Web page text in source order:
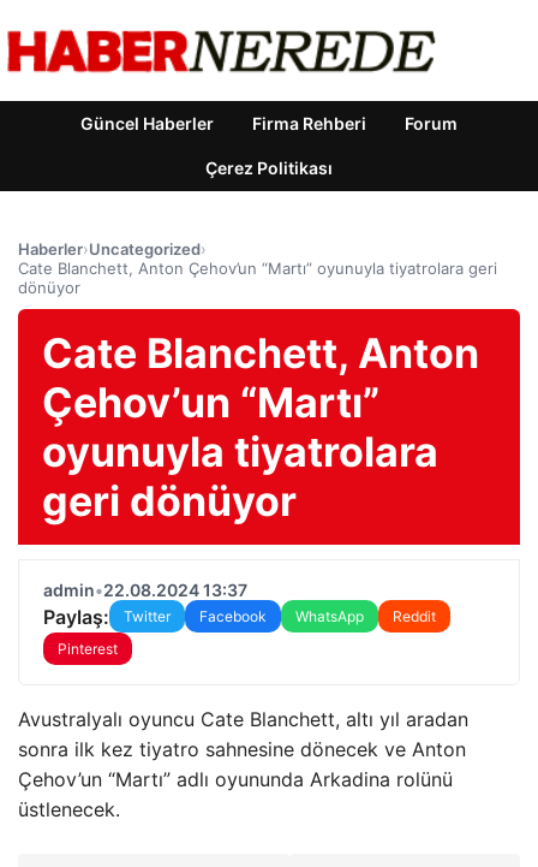
Güncel Haberler Firma Rehberi Forum
Çerez Politikası
Haberler›Uncategorized›
Cate Blanchett, Anton Çehov’un “Martı” oyunuyla tiyatrolara geri
dönüyor
Cate Blanchett, Anton
Çehov’un “Martı”
oyunuyla tiyatrolara
geri dönüyor
admin•22.08.2024 13:37
Paylaş: Twitter Facebook WhatsApp
Reddit
Pinterest
Avustralyalı oyuncu Cate Blanchett, altı yıl aradan
sonra ilk kez tiyatro sahnesine dönecek ve Anton
Çehov’un “Martı” adlı oyununda Arkadina rolünü
üstlenecek.